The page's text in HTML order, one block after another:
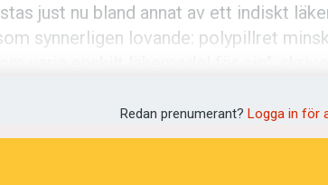
just nu bland annat av ett indiskt
synnerligen lovande: polypillret
Redan prenumerant? Logga in för